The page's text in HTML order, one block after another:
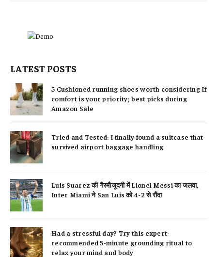
LATEST POSTS
5 Cushioned running shoes worth considering If
comfort is your priority; best picks during
Amazon Sale
Tried and Tested: I finally found a suitcase that
survived airport baggage handling
Luis Suarez की गैरमौजूदगी में Lionel Messi का जलवा,
Inter Miami ने San Luis को 4-2 से रौंदा
Had a stressful day? Try this expert-
recommended 5-minute grounding ritual to
relax your mind and body